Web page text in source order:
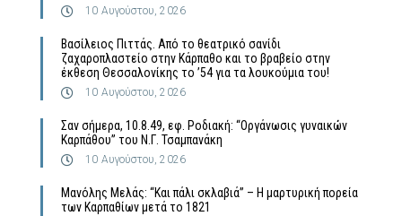
10 Αυγούστου, 2026
Βασίλειος Πιττάς. Από το θεατρικό σανίδι
ζαχαροπλαστείο στην Κάρπαθο και το βραβείο στην
έκθεση Θεσσαλονίκης το ’54 για τα λουκούμια του!
10 Αυγούστου, 2026
Σαν σήμερα, 10.8.49, εφ. Ροδιακή: “Οργάνωσις γυναικών
Καρπάθου” του Ν.Γ. Τσαμπανάκη
10 Αυγούστου, 2026
Μανόλης Μελάς: “Και πάλι σκλαβιά” – Η μαρτυρική πορεία
των Καρπαθίων μετά το 1821